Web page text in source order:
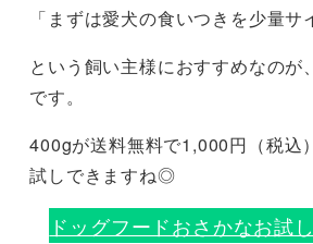
「まずは愛犬の食いつきを少量サ
という飼い主様におすすめなのが
です。
400gが送料無料で1,000円（税込
試しできますね◎
ドッグフードおさかなお試